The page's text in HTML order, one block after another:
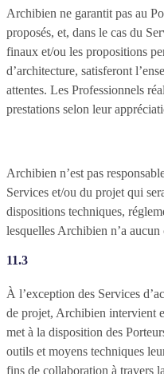
Archibien ne garantit pas au
proposés, et, dans le cas du
finaux et/ou les propositions
d’architecture, satisferont
attentes. Les Professionnels
prestations selon leur
Archibien n’est pas
Services et/ou du projet qui
dispositions techniques,
lesquelles Archibien n’a aucun
11.3
À l’exception des Services
de projet, Archibien intervient
met à la disposition des
outils et moyens techniques
fins de collaboration à travers